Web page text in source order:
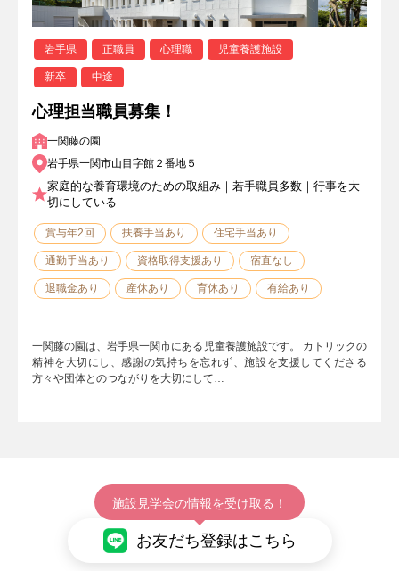
岩手県 正職員 心理職 児童養護施設
新卒 中途
心理担当職員募集！
一関藤の園
岩手県一関市山目字館２番地５
家庭的な養育環境のための取組み｜若手職員多数｜行事を大
切にしている
賞与年2回 扶養手当あり 住宅手当あり
通勤手当あり 資格取得支援あり 宿直なし
退職金あり 産休あり 育休あり 有給あり
一関藤の園は、岩手県一関市にある児童養護施設です。 カトリックの
精神を大切にし、感謝の気持ちを忘れず、施設を支援してくださる
方々や団体とのつながりを大切にして…
施設見学会の情報を受け取る！
お友だち登録はこちら